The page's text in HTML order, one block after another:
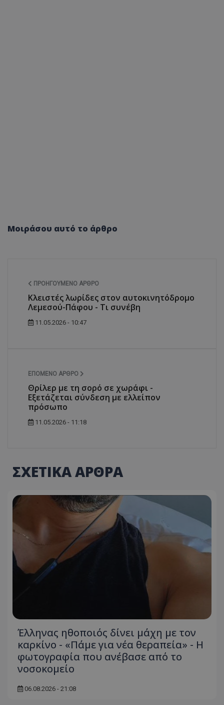
Μοιράσου αυτό το άρθρο
ΠΡΟΗΓΟΎΜΕΝΟ ΆΡΘΡΟ
Κλειστές λωρίδες στον αυτοκινητόδρομο
Λεμεσού-Πάφου - Τι συνέβη
11.05.2026 - 10:47
ΕΠΌΜΕΝΟ ΆΡΘΡΟ
Θρίλερ με τη σορό σε χωράφι -
Εξετάζεται σύνδεση με ελλείπον
πρόσωπο
11.05.2026 - 11:18
ΣΧΕΤΙΚΑ ΑΡΘΡΑ
Έλληνας ηθοποιός δίνει μάχη με τον
καρκίνο - «Πάμε για νέα θεραπεία» - Η
φωτογραφία που ανέβασε από το
νοσοκομείο
06.08.2026 - 21:08